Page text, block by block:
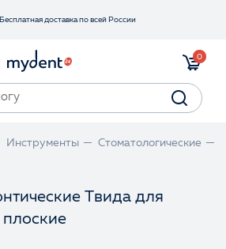
Бесплатная доставка по всей России
0
Инструменты Стоматологические
Твида для
плоские